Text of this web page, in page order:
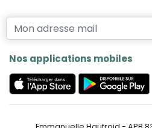
Nos applications mobiles